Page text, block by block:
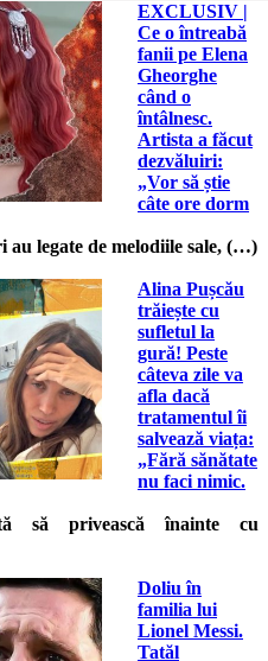
EXCLUSIV |
Ce o întreabă
fanii pe Elena
Gheorghe
când o
întâlnesc.
Artista a făcut
dezvăluiri:
„Vor să știe
câte ore dorm
au legate de melodiile sale, (…)
Alina Pușcău
trăiește cu
sufletul la
gură! Peste
câteva zile va
afla dacă
tratamentul îi
salvează viața:
„Fără sănătate
nu faci nimic.
să privească înainte cu
Doliu în
familia lui
Lionel Messi.
Tatăl